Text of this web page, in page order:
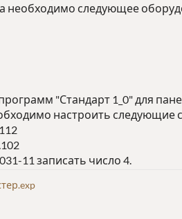
необходимо следующее
"Стандарт 1_0" для
настроить следующие
11 записать число 4.